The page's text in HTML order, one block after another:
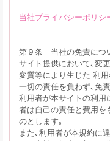
当社プライバシーポリシ
第９条 当社の免責につ
サイト提供において､変
変質等により生じた 利
一切の責任を負わず､免
利用者が本サイトの利用
者は自己の責任と費用を
のとします｡
また､利用者が本規約に